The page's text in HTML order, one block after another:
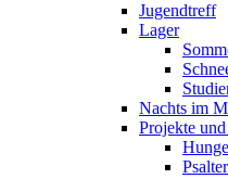
Jugendtreff
Lager
Nachts im
Projekte
Psalter